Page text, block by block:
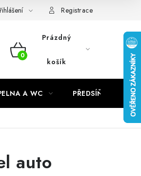
Registrace
NÁKUPNÍ
Prázdný
košík
A WC PŘEDSÍŇ
auto